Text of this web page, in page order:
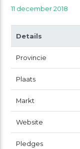
11 december 2018
Details
Provincie
Plaats
Markt
Website
Pledges